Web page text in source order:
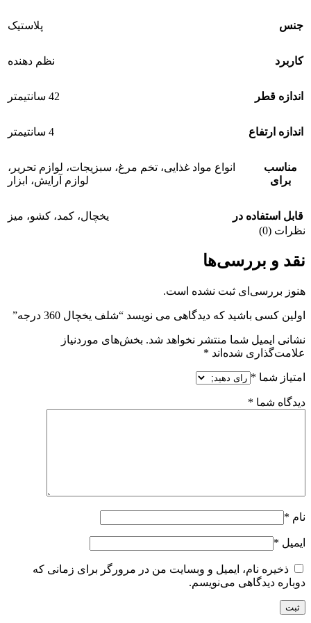
جنس پلاستیک
کاربرد نظم دهنده
اندازه قطر 42 سانتیمتر
اندازه ارتفاع 4 سانتیمتر
مناسب
برای
انواع مواد غذایی، تخم مرغ، سبزیجات، لوازم تحریر،
لوازم آرایش، ابزار
قابل استفاده در
یخچال، کمد، کشو، میز
نظرات (0)
نقد و بررسی‌ها
هنوز بررسی‌ای ثبت نشده است.
اولین کسی باشید که دیدگاهی می نویسد “شلف یخچال 360 درجه”
نشانی ایمیل شما منتشر نخواهد شد. بخش‌های موردنیاز
علامت‌گذاری شده‌اند *
امتیاز شما *
دیدگاه شما *
نام *
ایمیل *
ذخیره نام، ایمیل و وبسایت من در مرورگر برای زمانی که
دوباره دیدگاهی می‌نویسم.